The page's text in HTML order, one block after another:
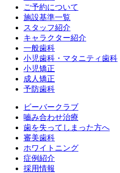
ご予約について
施設基準一覧
スタッフ紹介
キャラクター紹介
一般歯科
小児歯科・マタニティ歯科
小児矯正
成人矯正
予防歯科
ビーバークラブ
嚙み合わせ治療
歯を失ってしまった方へ
審美歯科
ホワイトニング
症例紹介
採用情報